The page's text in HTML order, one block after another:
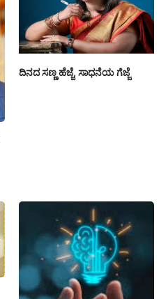
ದಿನದ ಸಣ್ಣ ಹೆಜ್ಜೆ, ಸಾಧನೆಯ ಗೆಜ್ಜೆ